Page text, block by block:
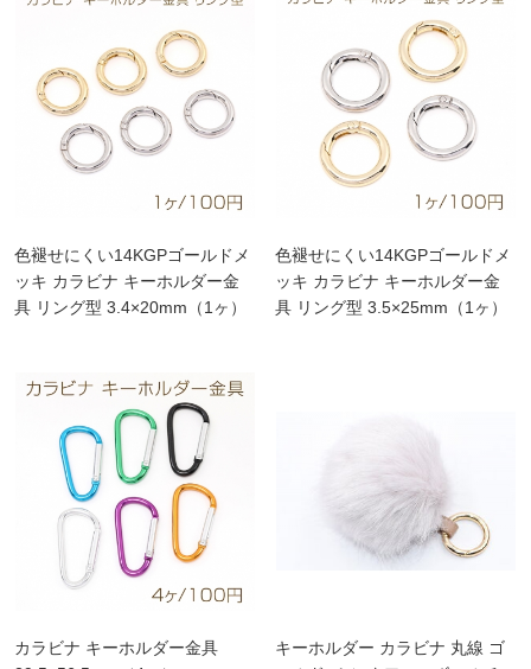
色褪せにくい14KGPゴールドメ
ッキ カラビナ キーホルダー金
具 リング型 3.4×20mm（1ヶ）
色褪せにくい14KGPゴールドメ
ッキ カラビナ キーホルダー金
具 リング型 3.5×25mm（1ヶ）
カラビナ キーホルダー金具
キーホルダー カラビナ 丸線 ゴ